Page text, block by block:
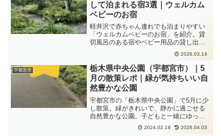
して泊まれる宿3選｜ウェルカム
ベビーのお宿
軽井沢で赤ちゃん連れでも泊まりやすい
「ウェルカムベビーのお宿」を紹介。貸
切風呂のある宿やベビー用品の貸し出し
が充実したホテルなど、子連れ旅行に配
慮された軽井沢の宿をまとめました。
2026.03.14
宇都宮市
栃木県中央公園（宇都宮市）｜5
月の散策レポ｜緑が気持ちいい自
然豊かな公園
宇都宮市の「栃木県中央公園」で5月に少
し散策。緑がきれいで、静かに過ごせる
自然豊かな公園。子どもと一緒にゆった
り過ごせる環境が魅力。公園の雰囲気や
当日の様子を紹介します。
2024.02.19 2026.04.03